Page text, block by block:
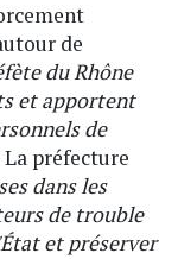
de
du Rhône
et apportent
de
préfecture
dans les
de trouble
et préserver